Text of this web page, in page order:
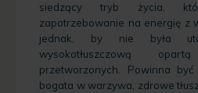
siedzący tryb życia,
zapotrzebowanie na energię z
jednak, by nie była
wysokotłuszczową
przetworzonych. Powinna
bogata w warzywa, zdrowe